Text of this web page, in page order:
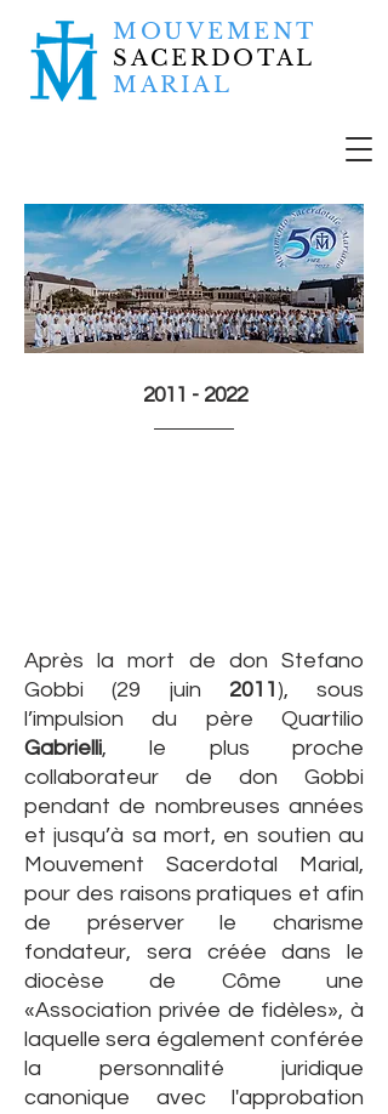
MOUVEMENT
SACERDOTAL
MARIAL
2011 - 2022
Après la mort de don Stefano
Gobbi (29 juin 2011), sous
l’impulsion du père Quartilio
Gabrielli, le plus proche
collaborateur de don Gobbi
pendant de nombreuses années
et jusqu’à sa mort, en soutien au
Mouvement Sacerdotal Marial,
pour des raisons pratiques et afin
de préserver le charisme
fondateur, sera créée dans le
diocèse de Côme une
«Association privée de fidèles», à
laquelle sera également conférée
la personnalité juridique
canonique avec l'approbation